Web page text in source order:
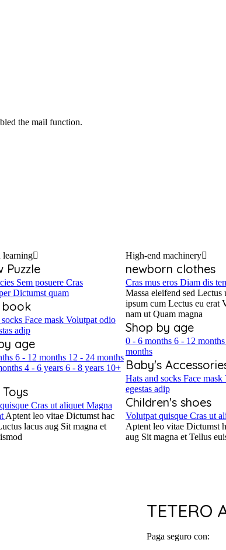
the mail function.
learning
Puzzle
Sem posuere Cras
Dictumst quam
Face mask Volutpat odio
adip
age
6 - 12 months 12 - 24 months
4 - 6 years 6 - 8 years 10+
Cras ut aliquet Magna
Aptent leo vitae Dictumst hac
lacus aug Sit magna et
High-end machinery
newborn clothes
Cras mus eros Diam dis
Massa eleifend sed Lectus
ipsum cum Lectus eu erat
nam ut Quam magna
Shop by age
0 - 6 months 6 - 12 months
months
Baby's
Hats and socks Face mask
egestas adip
Children's shoes
Volutpat quisque Cras ut
Aptent leo vitae Dictumst
aug Sit magna et Tellus
TETERO
Paga seguro con: